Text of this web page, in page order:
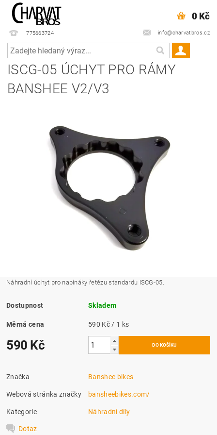
775663724 info@charvatbros.cz
0 Kč
ISCG-05 ÚCHYT PRO RÁMY
BANSHEE V2/V3
Náhradní úchyt pro napínáky řetězu standardu ISCG-05.
Dostupnost Skladem
Měrná cena 590 Kč / 1 ks
590 Kč
Značka Banshee bikes
Webová stránka značky bansheebikes.com/
Kategorie Náhradní díly
Dotaz